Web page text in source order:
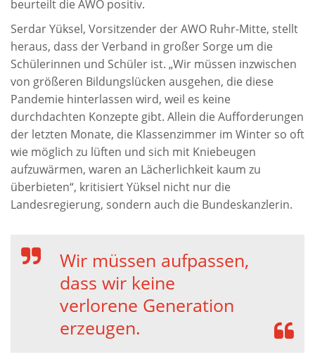
beurteilt die AWO positiv.
Serdar Yüksel, Vorsitzender der AWO Ruhr-Mitte, stellt
heraus, dass der Verband in großer Sorge um die
Schülerinnen und Schüler ist. „Wir müssen inzwischen
von größeren Bildungslücken ausgehen, die diese
Pandemie hinterlassen wird, weil es keine
durchdachten Konzepte gibt. Allein die Aufforderungen
der letzten Monate, die Klassenzimmer im Winter so oft
wie möglich zu lüften und sich mit Kniebeugen
aufzuwärmen, waren an Lächerlichkeit kaum zu
überbieten“, kritisiert Yüksel nicht nur die
Landesregierung, sondern auch die Bundeskanzlerin.
Wir müssen aufpassen,
dass wir keine
verlorene Generation
erzeugen.